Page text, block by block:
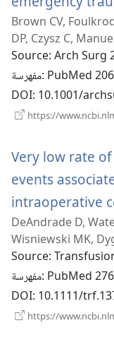
Brown CV,
DP, Czysz C,
Source‎: Arch Surg
مفهرسة‎: PubMed
DOI‎: 10.1001/
https://
Very low rate
events
intraoperative
DeAndrade D,
Wisniewski MK,
Source‎:
مفهرسة‎: PubMed
DOI‎: 10.1111/
https://